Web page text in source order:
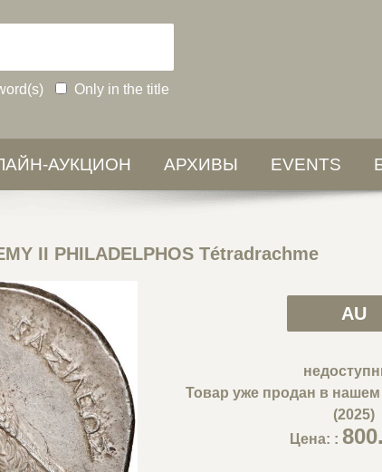
Only in the title
АУКЦИОН АРХИВЫ EVENTS
II PHILADELPHOS Tétradrachme
AU
Товар уже продан в нашем
(2025)
Цена: :